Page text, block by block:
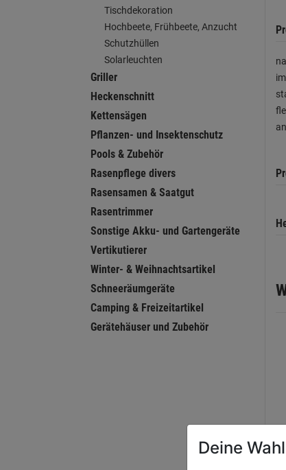
Tischdekoration
Hochbeete, Frühbeete, Anzucht
Schutzhüllen
Solarleuchten
Griller
Heckenschnitt
Kettensägen
Pflanzen- und Insektenschutz
Pools & Zubehör
Rasenpflege divers
Rasensamen & Saatgut
Rasentrimmer
Sonstige Akku- und Gartengeräte
Vertikutierer
Winter- & Weihnachtsartikel
Schneeräumgeräte
Camping & Freizeitartikel
Gerätehäuser und Zubehör
Deine